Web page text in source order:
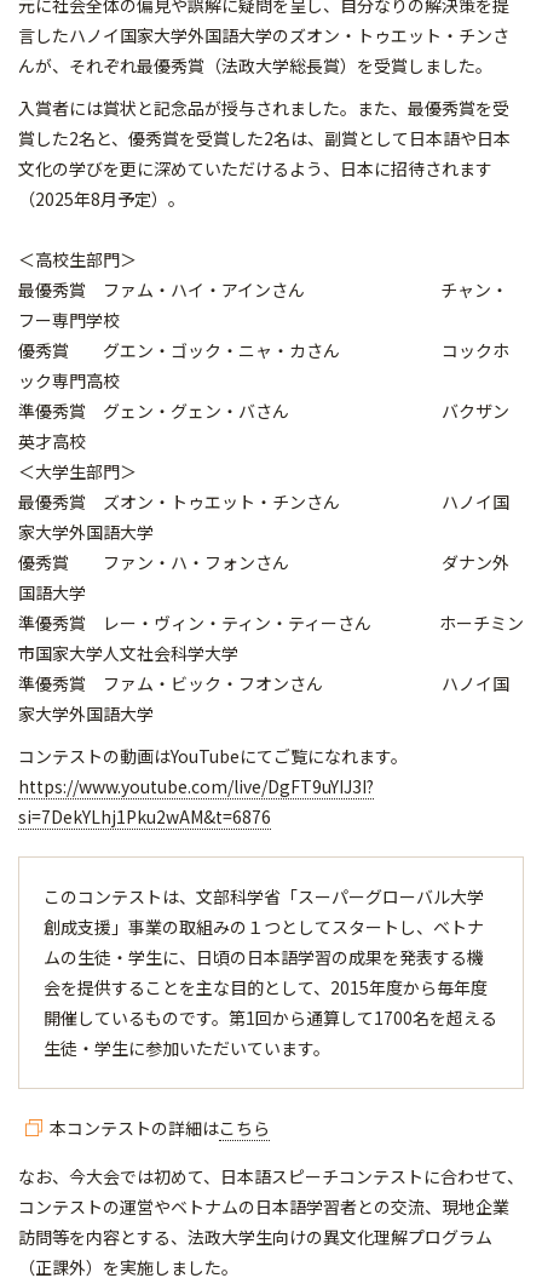
元に社会全体の偏見や誤解に疑問を呈し、自分なりの解決策を提
言したハノイ国家大学外国語大学のズオン・トゥエット・チンさ
んが、それぞれ最優秀賞（法政大学総長賞）を受賞しました。
入賞者には賞状と記念品が授与されました。また、最優秀賞を受
賞した2名と、優秀賞を受賞した2名は、副賞として日本語や日本
文化の学びを更に深めていただけるよう、日本に招待されます
（2025年8月予定）。
＜高校生部門＞
最優秀賞 ファム・ハイ・アインさん チャン・
フー専門学校
優秀賞 グエン・ゴック・ニャ・カさん コックホ
ック専門高校
準優秀賞 グェン・グェン・バさん バクザン
英才高校
＜大学生部門＞
最優秀賞 ズオン・トゥエット・チンさん ハノイ国
家大学外国語大学
優秀賞 ファン・ハ・フォンさん ダナン外
国語大学
準優秀賞 レー・ヴィン・ティン・ティーさん ホーチミン
市国家大学人文社会科学大学
準優秀賞 ファム・ビック・フオンさん ハノイ国
家大学外国語大学
コンテストの動画はYouTubeにてご覧になれます。
https://www.youtube.com/live/DgFT9uYIJ3I?
si=7DekYLhj1Pku2wAM&t=6876
このコンテストは、文部科学省「スーパーグローバル大学
創成支援」事業の取組みの１つとしてスタートし、ベトナ
ムの生徒・学生に、日頃の日本語学習の成果を発表する機
会を提供することを主な目的として、2015年度から毎年度
開催しているものです。第1回から通算して1700名を超える
生徒・学生に参加いただいています。
本コンテストの詳細はこちら
なお、今大会では初めて、日本語スピーチコンテストに合わせて、
コンテストの運営やベトナムの日本語学習者との交流、現地企業
訪問等を内容とする、法政大学生向けの異文化理解プログラム
（正課外）を実施しました。